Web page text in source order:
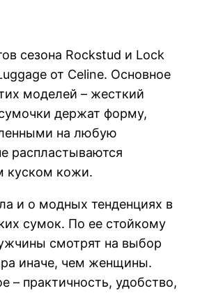
сезона Rockstud и Lock
от Celine. Основное
моделей – жесткий
держат форму,
на любую
распластываются
куском кожи.
и о модных тенденциях в
сумок. По ее стойкому
смотрят на выбор
иначе, чем женщины.
– практичность, удобство,